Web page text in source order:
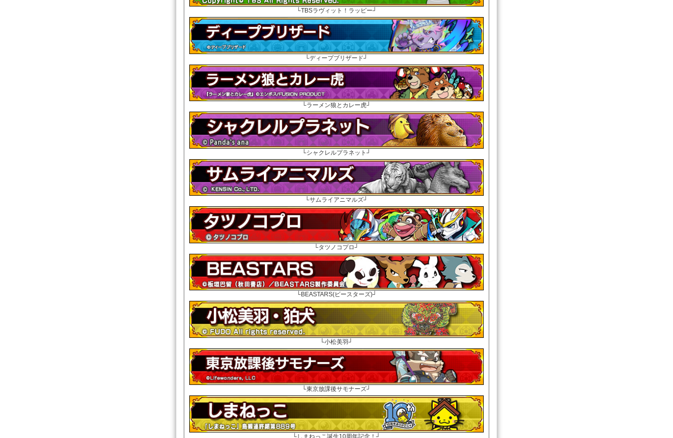
└TBSラヴィット！ラッピー┘
└ディープブリザード┘
└ラーメン狼とカレー虎┘
└シャクレルプラネット┘
└サムライアニマルズ┘
└タツノコプロ┘
└BEASTARS(ビースターズ)┘
└小松美羽┘
└東京放課後サモナーズ┘
└しまねっこ誕生10周年記念！┘